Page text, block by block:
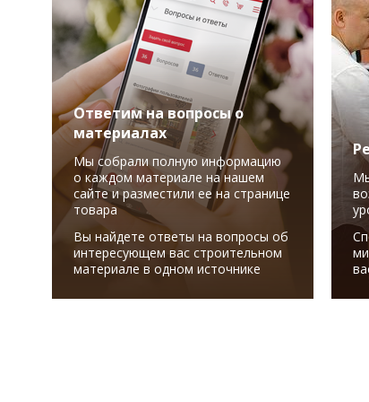
Ответим на вопросы о
материалах
Мы собрали полную информацию
о каждом материале на нашем
сайте и разместили ее на странице
товара
Вы найдете ответы на вопросы об
интересующем вас строительном
материале в одном источнике